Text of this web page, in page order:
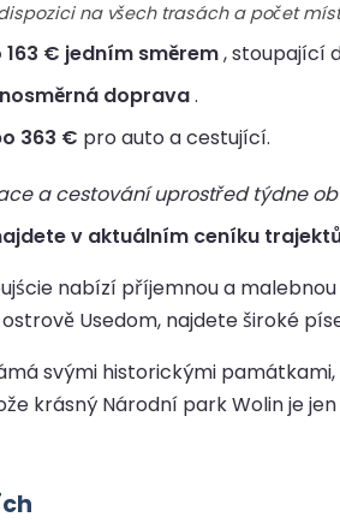
na všech trasách a počet
163 € jedním směrem, stoupající
doprava.
363 € pro auto a cestující.
a cestování uprostřed týdne
v aktuálním ceníku
nabízí příjemnou a
Usedom, najdete široké
svými historickými
krásný Národní park Wolin je